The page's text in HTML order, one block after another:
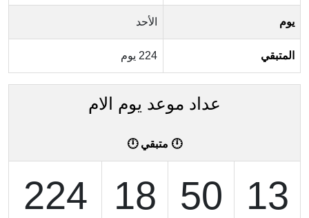
يوم الأحد
المتبقي 224 يوم
عداد موعد يوم الام
🕛 متبقي 🕛
12
50
18
224